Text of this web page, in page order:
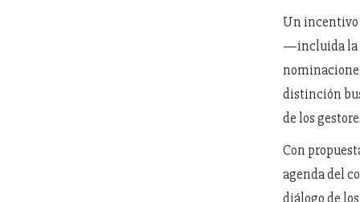
Un incentivo
—incluida la
distinción
de los
Con
agenda del